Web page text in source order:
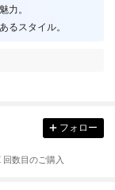
力。
るスタイル。
フォロー
回数目のご購入